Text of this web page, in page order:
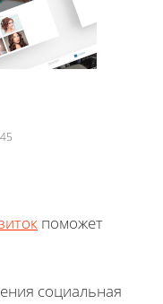
поможет
социальная